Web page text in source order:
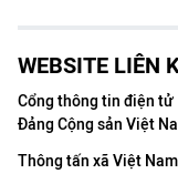
WEBSITE LIÊN
Cổng thông tin điện tử
Đảng Cộng sản Việt
Thông tấn xã Việt Nam